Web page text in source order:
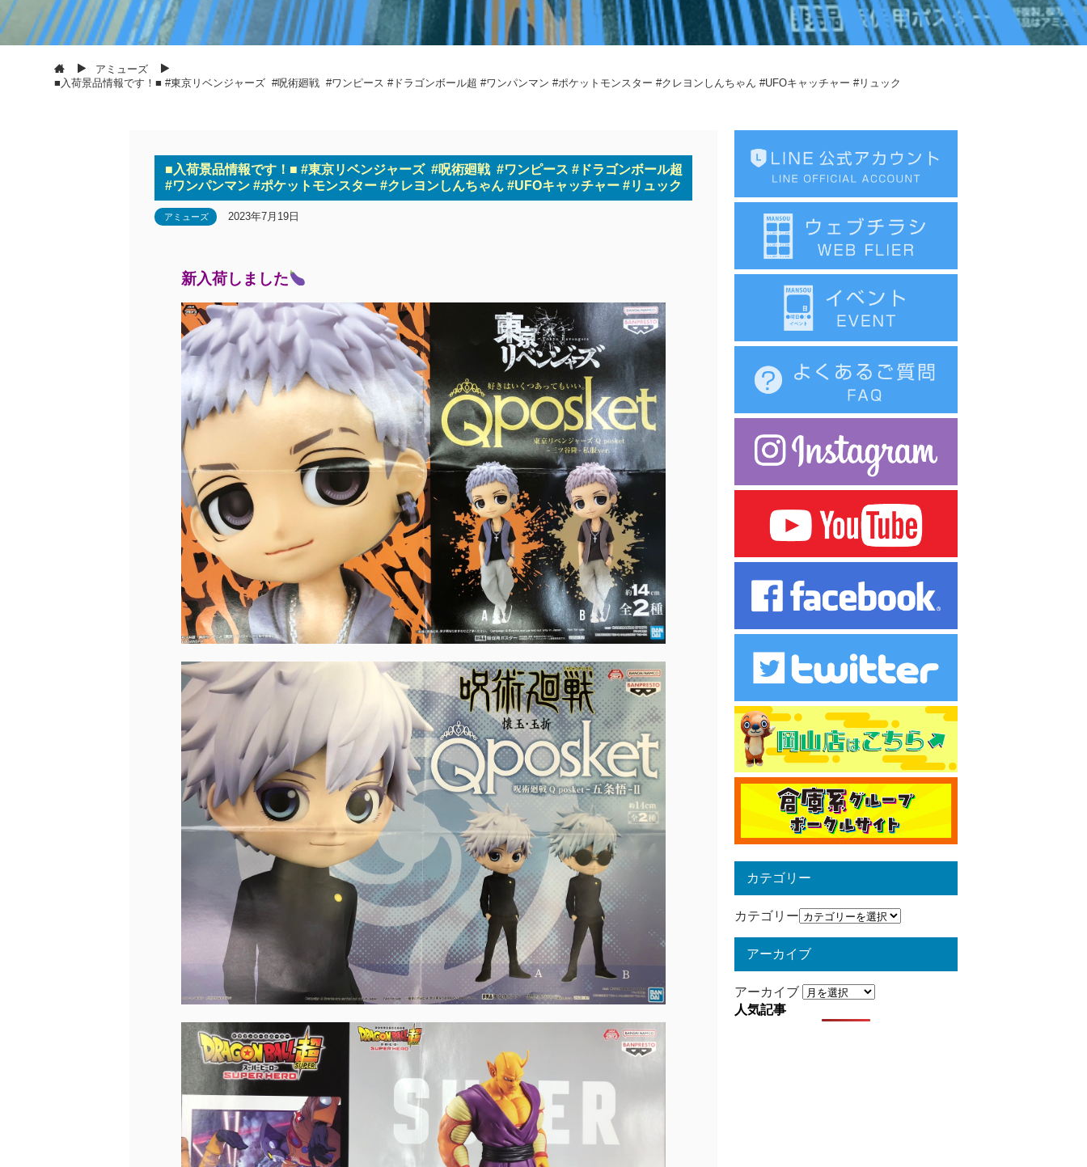
アミューズ
■入荷景品情報です！■ #東京リベンジャーズ #呪術廻戦 #ワンピース #ドラゴンボール超 #ワンパンマン #ポケットモンスター #クレヨンしんちゃん #UFOキャッチャー #リュック
■入荷景品情報です！■ #東京リベンジャーズ #呪術廻戦 #ワンピース #ドラゴンボール超
#ワンパンマン #ポケットモンスター #クレヨンしんちゃん #UFOキャッチャー #リュック
アミューズ 2023年7月19日
新入荷しました
カテゴリー
カテゴリー
アーカイブ
アーカイブ
人気記事